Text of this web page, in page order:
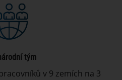
tým
v 9 zemích na 3